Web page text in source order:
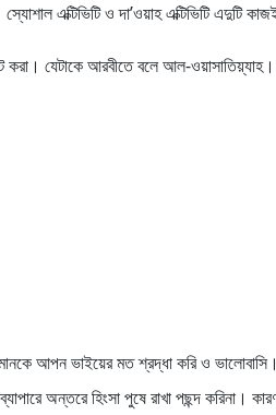
এক্টিভিটি ও দা’ওয়াহ এক্টিভিটি এদুটি
যেটাকে আরবীতে বলে আল-ওয়াসাতিয়্যাহ।
আপন ভাইয়ের মত শ্রদ্ধা করি ও
অন্তরে হিংসা পুষে রাখা পছন্দ করিনা।